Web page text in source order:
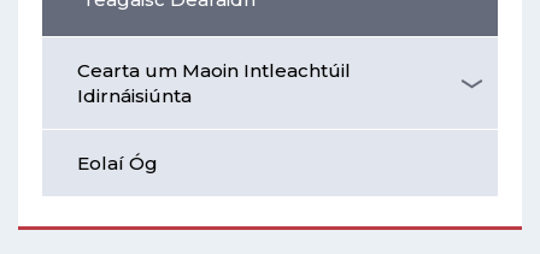
Cearta um Maoin Intleachtúil
Idirnáisiúnta
Eolaí Óg